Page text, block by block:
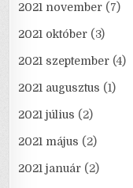
2021 november (7)
2021 október (3)
2021 szeptember (4)
2021 augusztus (1)
2021 július (2)
2021 május (2)
2021 január (2)